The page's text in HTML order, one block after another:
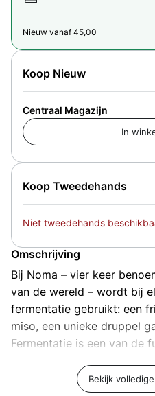
Nieuw vanaf 45,00
Koop Tweedehands
Niet tweedehands
Koop Nieuw
Centraal Magazijn
Omschrijving
Bĳ Noma – vier keer
van de wereld – wordt bĳ
fermentatie gebruikt: een
miso, een unieke druppel
Fermentatie is een van de
kok en mede-eigenaar
Bekijk